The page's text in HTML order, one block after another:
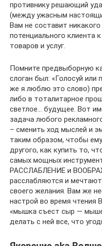
противнику решающий
(между ужасным
Вам не составит
потенциального клиента
товаров и услуг.
Помните предвыборную
слоган был: «Голосуй или
же я люблю это слово)
либо в тоталитарное
светлое… будущее. Вот
задача любого
– сменить ход мыслей и
таким образом, чтобы
другого, как купить то,
самых мощных
РАССЛАБЛЕНИЕ и
расслабляются и
своего желания. Вам же
настрой во время чтения
«мышка съест сыр —
делать с ней все, что